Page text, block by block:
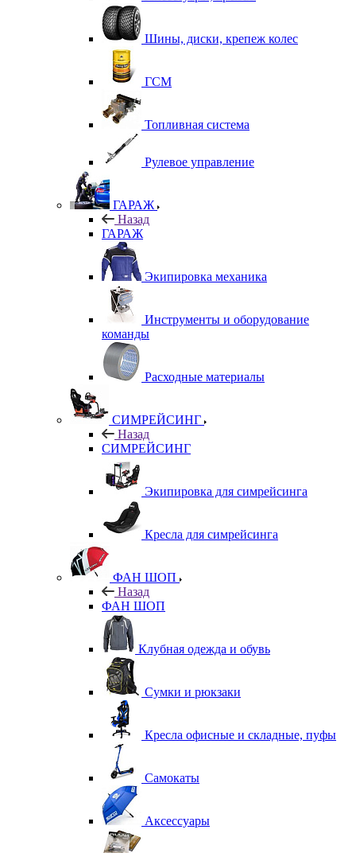
Шины, диски, крепеж колес
ГСМ
Топливная система
Рулевое управление
ГАРАЖ
Назад
ГАРАЖ
Экипировка механика
Инструменты и оборудование
команды
Расходные материалы
СИМРЕЙСИНГ
Назад
СИМРЕЙСИНГ
Экипировка для симрейсинга
Кресла для симрейсинга
ФАН ШОП
Назад
ФАН ШОП
Клубная одежда и обувь
Сумки и рюкзаки
Кресла офисные и складные, пуфы
Самокаты
Аксессуары